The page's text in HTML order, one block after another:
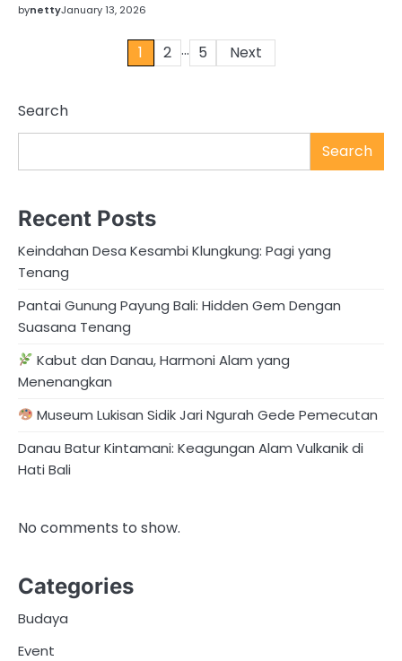
bynettyJanuary 13, 2026
1 2 … 5 Next
Search
Search
Recent Posts
Keindahan Desa Kesambi Klungkung: Pagi yang
Tenang
Pantai Gunung Payung Bali: Hidden Gem Dengan
Suasana Tenang
Kabut dan Danau, Harmoni Alam yang
Menenangkan
Museum Lukisan Sidik Jari Ngurah Gede Pemecutan
Danau Batur Kintamani: Keagungan Alam Vulkanik di
Hati Bali
No comments to show.
Categories
Budaya
Event